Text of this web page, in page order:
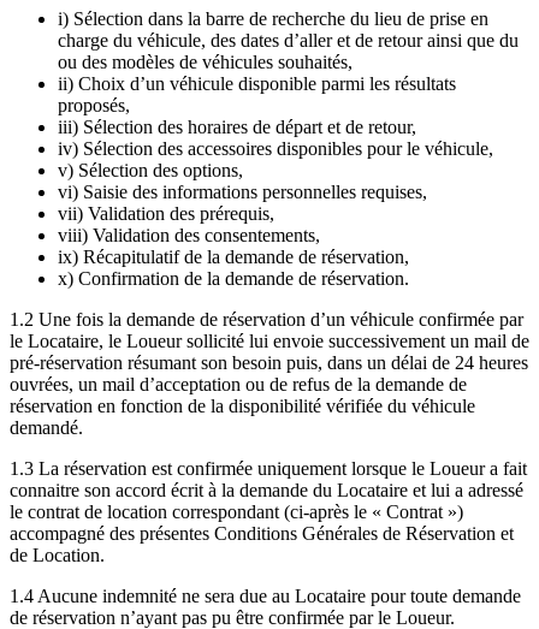
i) Sélection dans la barre de recherche du lieu de prise en
charge du véhicule, des dates d’aller et de retour ainsi que du
ou des modèles de véhicules souhaités,
ii) Choix d’un véhicule disponible parmi les résultats
proposés,
iii) Sélection des horaires de départ et de retour,
iv) Sélection des accessoires disponibles pour le véhicule,
v) Sélection des options,
vi) Saisie des informations personnelles requises,
vii) Validation des prérequis,
viii) Validation des consentements,
ix) Récapitulatif de la demande de réservation,
x) Confirmation de la demande de réservation.
1.2 Une fois la demande de réservation d’un véhicule confirmée par
le Locataire, le Loueur sollicité lui envoie successivement un mail de
pré-réservation résumant son besoin puis, dans un délai de 24 heures
ouvrées, un mail d’acceptation ou de refus de la demande de
réservation en fonction de la disponibilité vérifiée du véhicule
demandé.
1.3 La réservation est confirmée uniquement lorsque le Loueur a fait
connaitre son accord écrit à la demande du Locataire et lui a adressé
le contrat de location correspondant (ci-après le « Contrat »)
accompagné des présentes Conditions Générales de Réservation et
de Location.
1.4 Aucune indemnité ne sera due au Locataire pour toute demande
de réservation n’ayant pas pu être confirmée par le Loueur.